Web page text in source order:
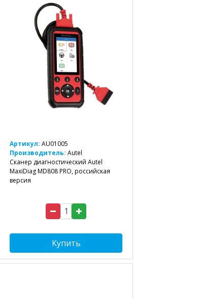
Артикул: AU01005
Производитель: Autel
Сканер диагностический Autel
MaxiDiag MD808 PRO, российская
версия
Купить